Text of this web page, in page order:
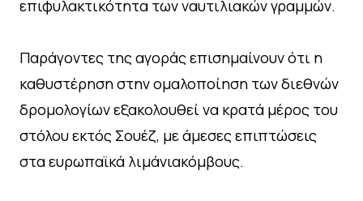
επιφυλακτικότητα των ναυτιλιακών γραμμών.
Παράγοντες της αγοράς επισημαίνουν ότι η
καθυστέρηση στην ομαλοποίηση των διεθνών
δρομολογίων εξακολουθεί να κρατά μέρος του
στόλου εκτός Σουέζ, με άμεσες επιπτώσεις
στα ευρωπαϊκά λιμάνιακόμβους.